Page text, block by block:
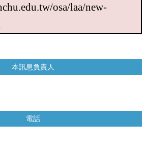
osa/laa/new-
本訊息負責人
電話